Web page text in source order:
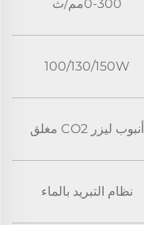
0-300مم/ث
100/130/150W
أنبوب ليزر CO2 مغلق
نظام التبريد بالماء